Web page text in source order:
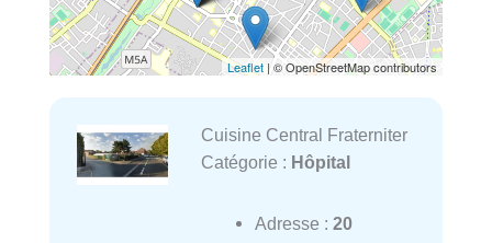
Leaflet | © OpenStreetMap contributors
Cuisine Central Fraterniter
Catégorie : Hôpital
Adresse : 20